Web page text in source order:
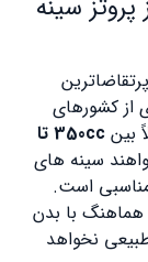
سینه
از کشورهای
بین
350cc تا
سینه های
است.
با بدن
نخواهد